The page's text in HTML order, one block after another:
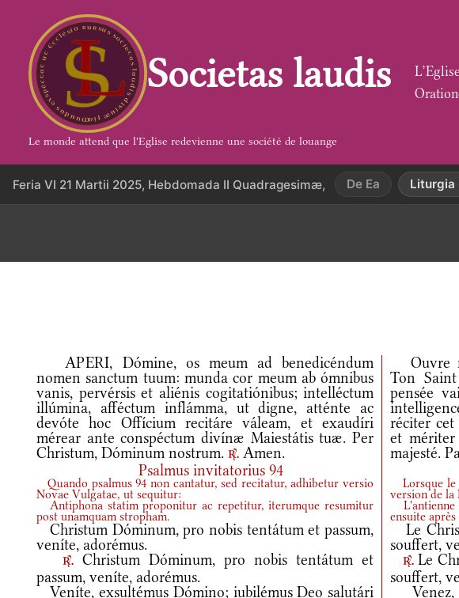
contenu
Societas laudis
Le monde attend que l'Eglise redevienne une société de louange
Feria VI 21 Martii 2025, Hebdomada II Quadragesimæ, De Ea Liturgia
APERI, Dómine, os meum ad benedicéndum
nomen sanctum tuum: munda cor meum ab ómnibus
vanis, pervérsis et aliénis cogitatiónibus; intelléctum
illúmina, afféctum inflámma, ut digne, atténte ac
devóte hoc Offícium recitáre váleam, et exaudíri
mérear ante conspéctum divínæ Maiestátis tuæ. Per
Christum, Dóminum nostrum. r. Amen.
Ouvre
Ton
pensée
réciter
et mériter
majesté.
Psalmus invitatorius 94
Quando psalmus 94 non cantatur, sed recitatur, adhibetur versio
Novae Vulgatae, ut sequitur:
Lorsque le
version de la
Antiphona statim proponitur ac repetitur, iterumque resumitur
post unamquam stropham.
L'antienne
ensuite
Christum Dóminum, pro nobis tentátum et passum,
veníte, adorémus.
Le
souffert,
r.
Christum Dóminum, pro nobis tentátum et
passum, veníte, adorémus.
r. Le
souffert,
Veníte, exsultémus Dómino; iubilémus Deo salutári
Venez,